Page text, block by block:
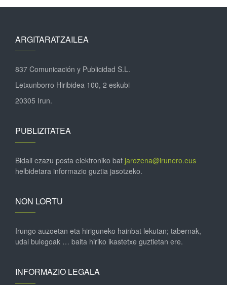
ARGITARATZAILEA
837 Comunicación y Publicidad S.L.
Letxunborro Hiribidea 100, 2 eskubi
20305 Irun.
PUBLIZITATEA
Bidali ezazu posta elektroniko bat jarozena@irunero.eus
helbidetara informazio guztia jasotzeko.
NON LORTU
Irungo auzoetan eta hiriguneko hainbat lekutan; tabernak,
udal bulegoak … baita hiriko ikastetxe guztietan ere.
INFORMAZIO LEGALA